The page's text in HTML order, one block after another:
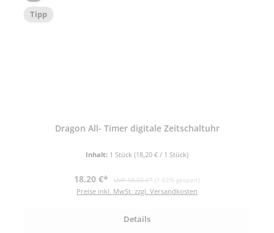
Tipp
Dragon All- Timer digitale Zeitschaltuhr
Inhalt: 1 Stück (18,20 € / 1 Stück)
Verkaufspreis:
18,20 €* Regulärer Preis:
UVP 18,50 €* (1.62% gespart)
Preise inkl. MwSt. zzgl. Versandkosten
Details